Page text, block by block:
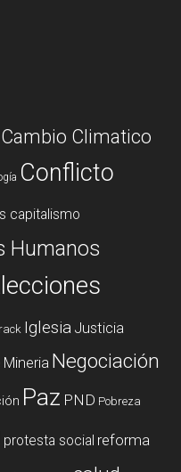
Cambio Climatico
Conflicto
capitalismo
Humanos
Iglesia Justicia
Mineria Negociación
Paz PND Pobreza
protesta social reforma